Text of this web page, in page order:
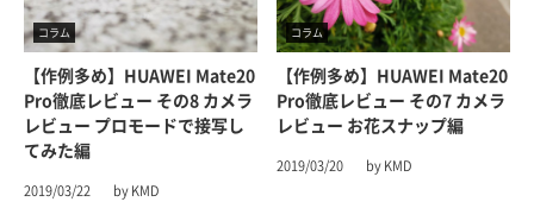
コラム
【作例多め】HUAWEI Mate20
Pro徹底レビュー その8 カメラ
レビュー プロモードで接写し
てみた編
2019/03/22 by KMD
コラム
【作例多め】HUAWEI Mate20
Pro徹底レビュー その7 カメラ
レビュー お花スナップ編
2019/03/20 by KMD